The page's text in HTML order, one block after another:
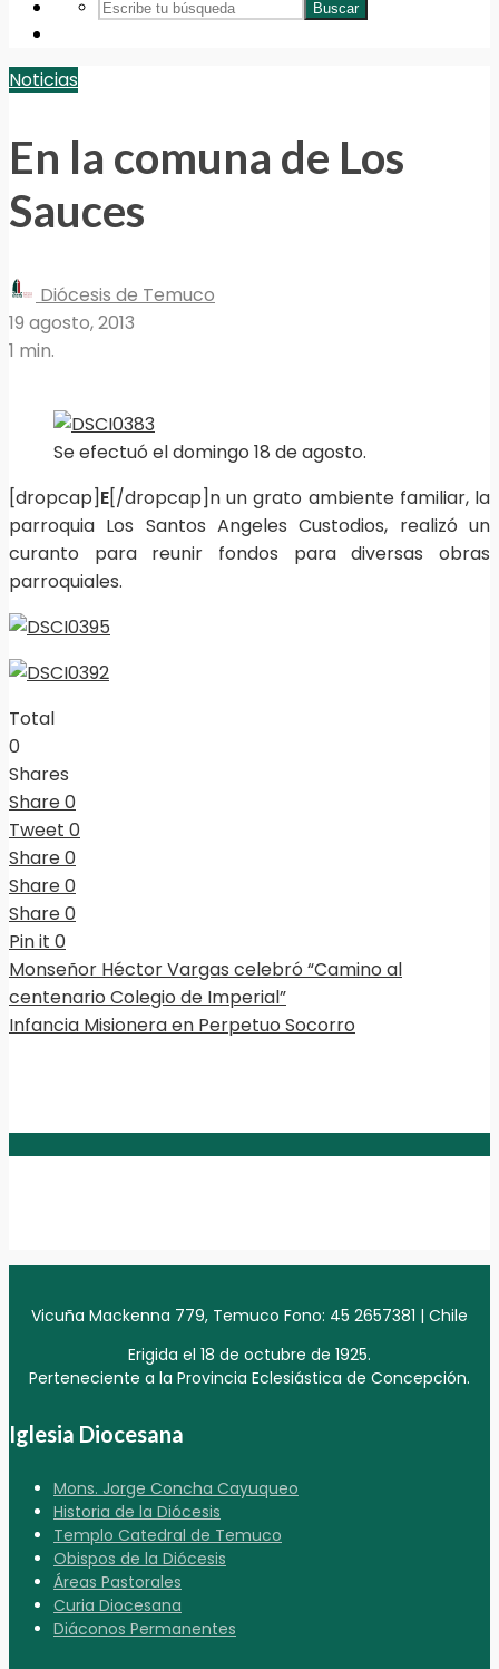
Buscar
Noticias
En la comuna de Los
Sauces
Diócesis de Temuco
19 agosto, 2013
1 min.
Se efectuó el domingo 18 de agosto.
[dropcap]E[/dropcap]n un grato ambiente familiar, la
parroquia Los Santos Angeles Custodios, realizó un
curanto para reunir fondos para diversas obras
parroquiales.
Total
0
Shares
Share0
Tweet 0
Share0
Share0
Share0
Pin it 0
Monseñor Héctor Vargas celebró “Camino al
centenario Colegio de Imperial”
Infancia Misionera en Perpetuo Socorro
Vicuña Mackenna 779, Temuco Fono: 45 2657381 | Chile
Erigida el 18 de octubre de 1925.
Perteneciente a la Provincia Eclesiástica de Concepción.
Iglesia Diocesana
Mons. Jorge Concha Cayuqueo
Historia de la Diócesis
Templo Catedral de Temuco
Obispos de la Diócesis
Áreas Pastorales
Curia Diocesana
Diáconos Permanentes